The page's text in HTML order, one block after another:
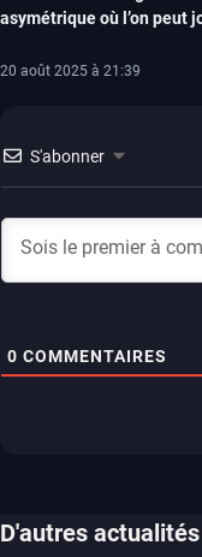
asymétrique où l’on peut
20 août 2025 à 21:39
S'abonner
0 COMMENTAIRES
D'autres